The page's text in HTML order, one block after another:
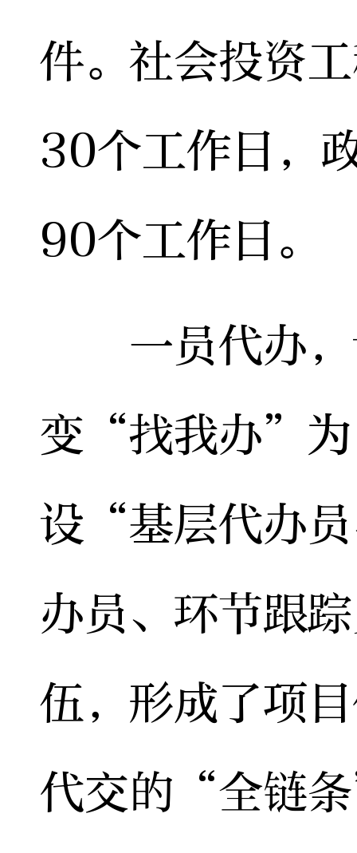
件。社会投资
30个工作日，
90个工作日。
一员代办，
变“找我办”
设“基层代办
办员、环节跟
伍，形成了项
代交的“全链